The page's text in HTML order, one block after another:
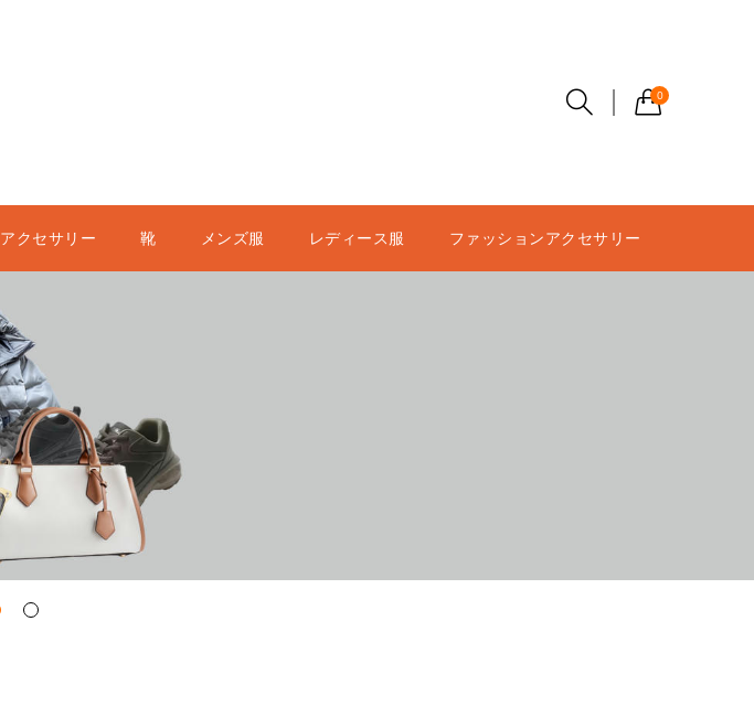
0
アクセサリー 靴 メンズ服 レディース服 ファッションアクセサリー